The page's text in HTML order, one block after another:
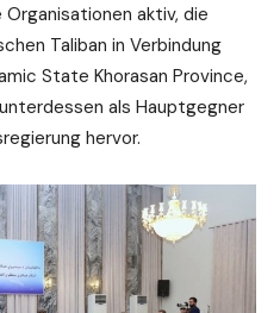
aktiv, die
Taliban in Verbindung
State Khorasan Province,
als Hauptgegner
hervor.